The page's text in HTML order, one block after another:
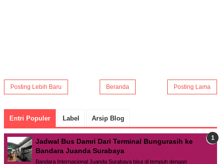
Posting Lebih Baru Posting Lama
Beranda
Entri Populer Label Arsip Blog
Jadwal Bus Damri Dari Terminal Bungurasih ke
Bandara Juanda Surabaya
Bandara Internasional Juanda Surabaya bisa di tempuh dengan